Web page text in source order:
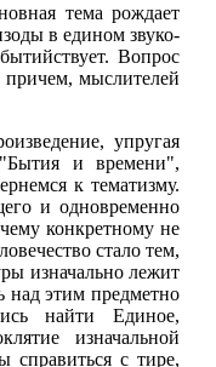
тема рождает
в едином звуко-
Вопрос
причем, мыслителей
упругая
"Бытия и времени",
к тематизму.
и одновременно
конкретному не
стало тем,
изначально лежит
над этим предметно
найти Единое,
изначальной
справиться с тире,